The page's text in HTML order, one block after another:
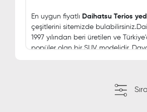
En uygun fiyatlı Daihatsu Terios
çeşitlerini sitemizde
1997 yılından beri üretilen ve
popüler olan bir SUV modelidir.
Ancak her araç gibi Terios'un da
parçaları yıpranabilir veya